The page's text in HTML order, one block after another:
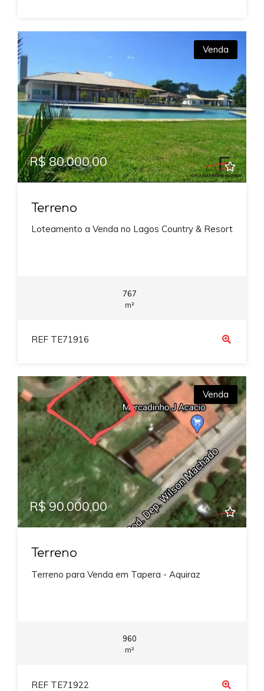
Venda
R$ 80.000,00
Terreno
Loteamento a Venda no Lagos Country & Resort
767
m²
REF TE71916
Venda
R$ 90.000,00
Terreno
Terreno para Venda em Tapera - Aquiraz
960
m²
REF TE71922